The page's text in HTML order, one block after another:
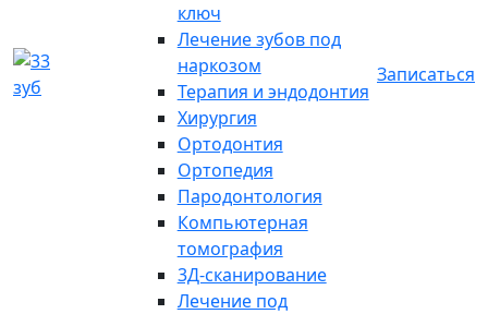
ключ
Лечение зубов под
наркозом
Терапия и эндодонтия
Хирургия
Ортодонтия
Ортопедия
Пародонтология
Компьютерная
томография
3Д-сканирование
Лечение под
Записаться